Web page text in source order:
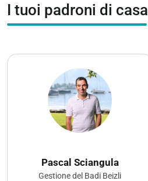
I tuoi padroni di casa
Pascal Sciangula
Gestione del Badi Beizli